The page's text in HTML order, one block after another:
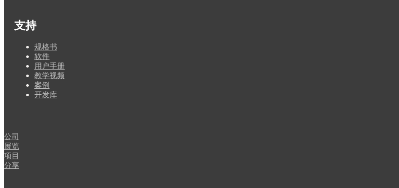
支持
规格书
软件
用户手册
教学视频
案例
开发库
公司
展览
项目
分享